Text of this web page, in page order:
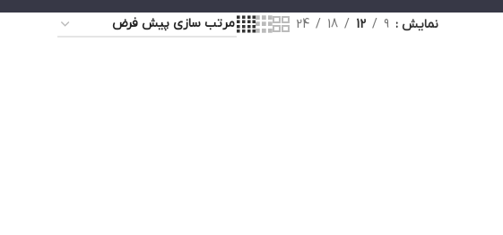
نمایش 9
12
18
24